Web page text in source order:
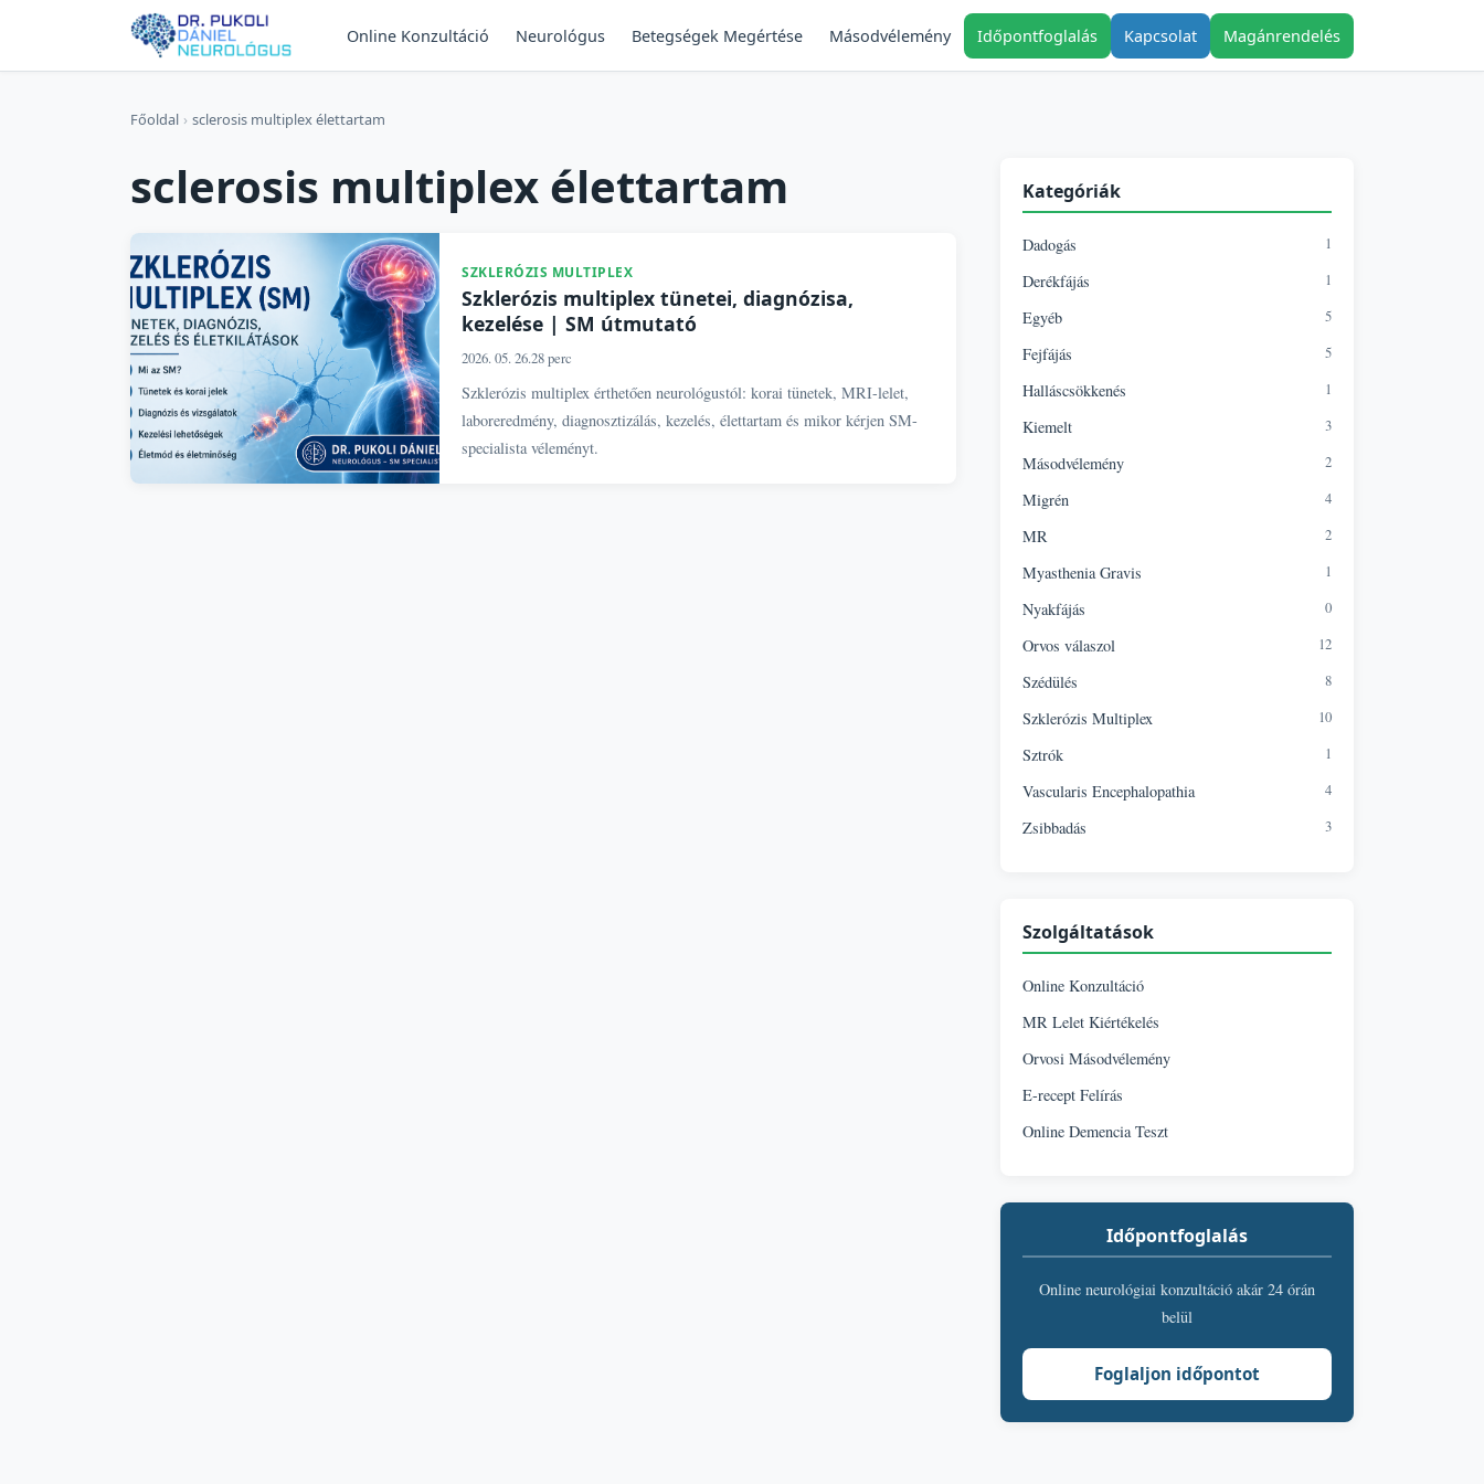
Online Konzultáció Neurológus Betegségek Megértése Másodvélemény Időpontfoglalás Kapcsolat Magánrendelés
Főoldal › sclerosis multiplex élettartam
sclerosis multiplex élettartam
SZKLERÓZIS MULTIPLEX
Szklerózis multiplex tünetei, diagnózisa,
kezelése | SM útmutató
2026. 05. 26.28 perc
Szklerózis multiplex érthetően neurológustól: korai tünetek, MRI-lelet,
laboreredmény, diagnosztizálás, kezelés, élettartam és mikor kérjen SM-
specialista véleményt.
Kategóriák
Dadogás 1
Derékfájás 1
Egyéb 5
Fejfájás 5
Halláscsökkenés 1
Kiemelt 3
Másodvélemény 2
Migrén 4
MR 2
Myasthenia Gravis 1
Nyakfájás 0
Orvos válaszol 12
Szédülés 8
Szklerózis Multiplex 10
Sztrók 1
Vascularis Encephalopathia 4
Zsibbadás 3
Szolgáltatások
Online Konzultáció
MR Lelet Kiértékelés
Orvosi Másodvélemény
E-recept Felírás
Online Demencia Teszt
Időpontfoglalás
Online neurológiai konzultáció akár 24 órán
belül
Foglaljon időpontot